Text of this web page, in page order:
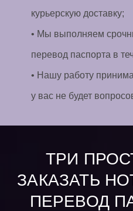
курьерскую доставку;
• Мы выполняем
перевод паспорта в
• Нашу работу
у вас не будет
ТРИ
ЗАКАЗАТЬ
ПЕРЕВОД